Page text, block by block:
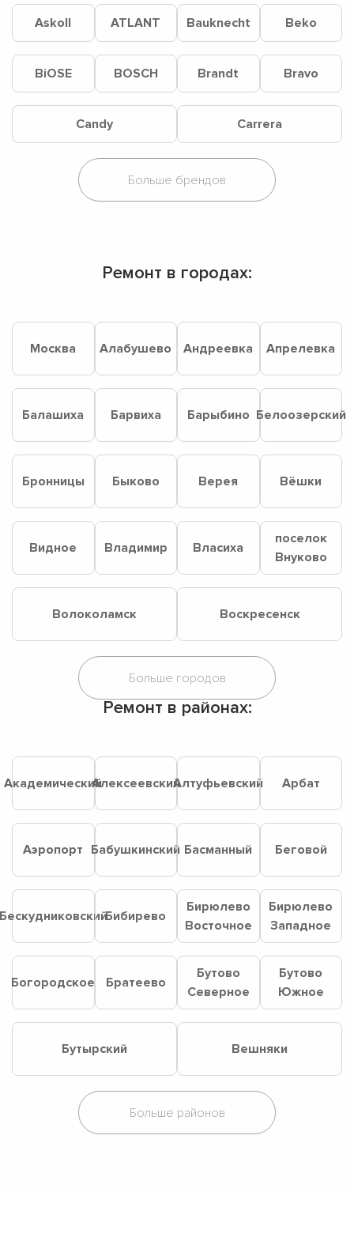
Askoll ATLANT Bauknecht Beko
BiOSE BOSCH Brandt Bravo
Candy Carrera
Ремонт в городах:
Москва Алабушево Андреевка Апрелевка
Балашиха Барвиха Барыбино Белоозерский
Бронницы Быково Верея Вёшки
Видное Владимир Власиха
поселок
Внуково
Волоколамск Воскресенск
Ремонт в районах:
АкадемическийАлексеевскийАлтуфьевский Арбат
Аэропорт Бабушкинский Басманный Беговой
Бибирево
Бирюлево
Восточное
Бирюлево
Западное
Богородское Братеево
Бутово
Северное
Бутово
Южное
Бутырский Вешняки